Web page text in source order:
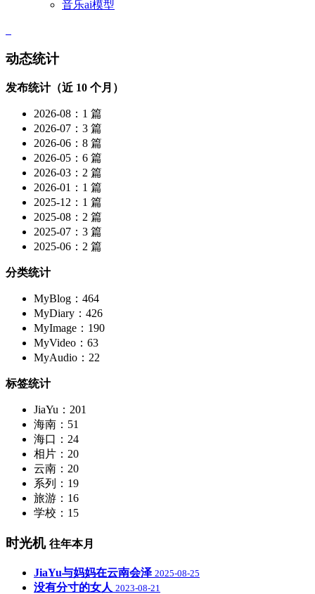
音乐ai模型
动态统计
发布统计（近 10 个月）
2026-08：1 篇
2026-07：3 篇
2026-06：8 篇
2026-05：6 篇
2026-03：2 篇
2026-01：1 篇
2025-12：1 篇
2025-08：2 篇
2025-07：3 篇
2025-06：2 篇
分类统计
MyBlog：464
MyDiary：426
MyImage：190
MyVideo：63
MyAudio：22
标签统计
JiaYu：201
海南：51
海口：24
相片：20
云南：20
系列：19
旅游：16
学校：15
时光机 往年本月
JiaYu与妈妈在云南会泽 2025-08-25
没有分寸的女人 2023-08-21